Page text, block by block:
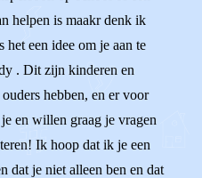
helpen is maakr denk ik
een idee om je aan te
. Dit zijn kinderen en
hebben, en er voor
en willen graag je vragen
Ik hoop dat ik je een
dat je niet alleen ben en dat